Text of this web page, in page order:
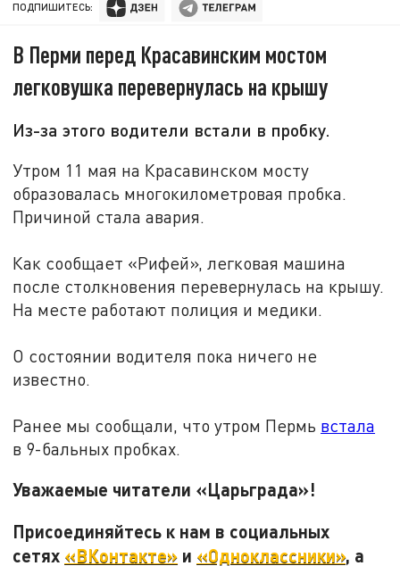
ПОДПИШИТЕСЬ:
В Перми перед Красавинским мостом
легковушка перевернулась на крышу
Из-за этого водители встали в пробку.
Утром 11 мая на Красавинском мосту
образовалась многокилометровая пробка.
Причиной стала авария.
Как сообщает «Рифей», легковая машина
после столкновения перевернулась на крышу.
На месте работают полиция и медики.
О состоянии водителя пока ничего не
известно.
Ранее мы сообщали, что утром Пермь встала
в 9-бальных пробках.
Уважаемые читатели «Царьграда»!
Присоединяйтесь к нам в социальных
сетях «ВКонтакте» и «Одноклассники», а